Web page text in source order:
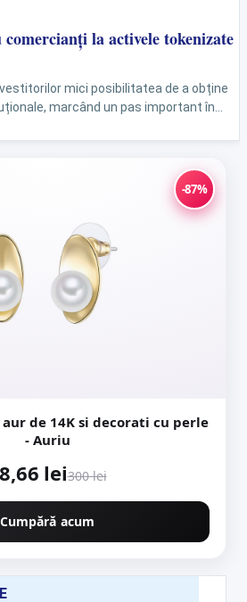
la activele tokenizate
mici posibilitatea de a obține
marcând un pas important în
-87%
de 14K si decorati cu perle
- Auriu
lei300 lei
Cumpără acum